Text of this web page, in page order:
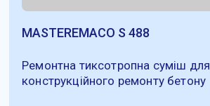
MASTEREMACO S 488
Ремонтна тиксотропна суміш для
конструкційного ремонту бетону